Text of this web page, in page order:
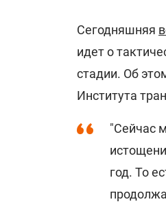
Сегодняшняя
идет о
стадии. Об
Института
"Сейчас
год. То